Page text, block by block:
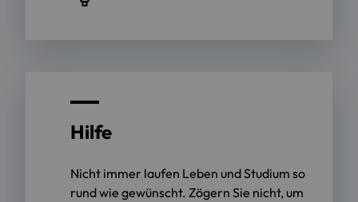
Hilfe
Nicht immer laufen Leben und Studium so
rund wie gewünscht. Zögern Sie nicht, um